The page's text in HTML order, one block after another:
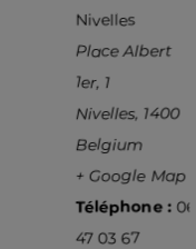
Nivelles
Place Albert
1er, 1
Nivelles, 1400
Belgium
+ Google Map
Téléphone : 067
47 03 67